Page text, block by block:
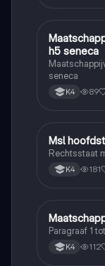
h5 seneca
seneca
K4 89
Msl
Rechtsstaat
K4 181
Paragraaf 1
K4 112